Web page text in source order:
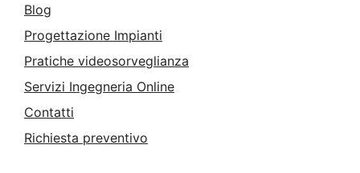
Blog
Progettazione Impianti
Pratiche videosorveglianza
Servizi Ingegneria Online
Contatti
Richiesta preventivo